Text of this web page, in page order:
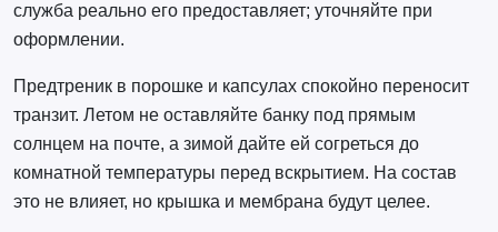
служба реально его предоставляет; уточняйте при
оформлении.
Предтреник в порошке и капсулах спокойно переносит
транзит. Летом не оставляйте банку под прямым
солнцем на почте, а зимой дайте ей согреться до
комнатной температуры перед вскрытием. На состав
это не влияет, но крышка и мембрана будут целее.